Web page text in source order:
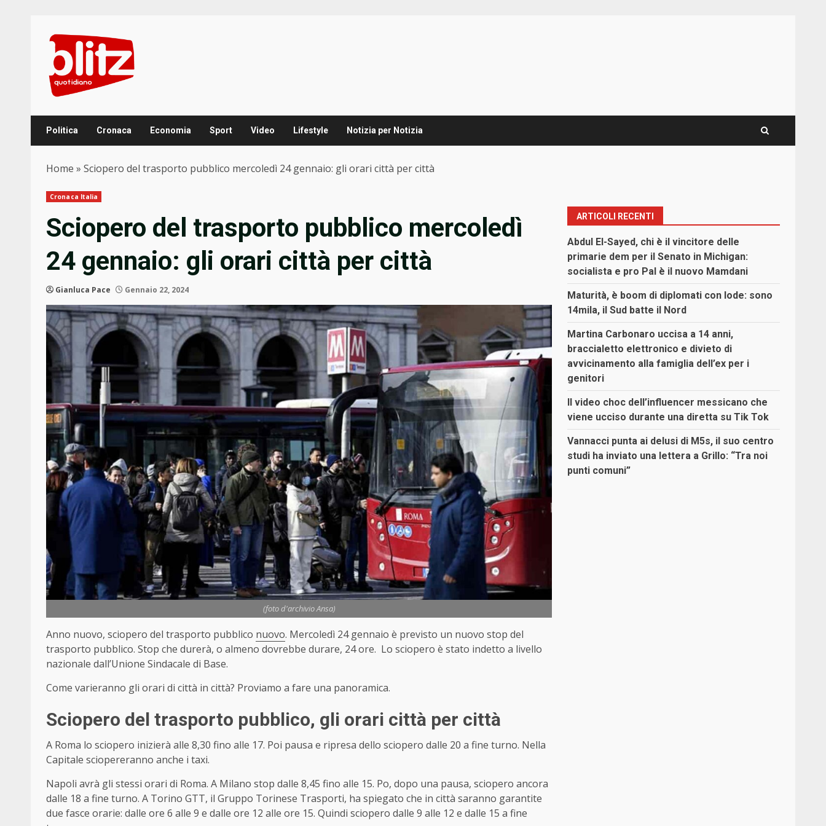
content
Politica Cronaca Economia Sport Video Lifestyle Notizia per Notizia
Home » Sciopero del trasporto pubblico mercoledì 24 gennaio: gli orari città per città
Cronaca Italia
Sciopero del trasporto pubblico mercoledì
24 gennaio: gli orari città per città
Gianluca Pace Gennaio 22, 2024
(foto d'archivio Ansa)
Anno nuovo, sciopero del trasporto pubblico nuovo. Mercoledì 24 gennaio è previsto un nuovo stop del
trasporto pubblico. Stop che durerà, o almeno dovrebbe durare, 24 ore. Lo sciopero è stato indetto a livello
nazionale dall’Unione Sindacale di Base.
Come varieranno gli orari di città in città? Proviamo a fare una panoramica.
Sciopero del trasporto pubblico, gli orari città per città
A Roma lo sciopero inizierà alle 8,30 fino alle 17. Poi pausa e ripresa dello sciopero dalle 20 a fine turno. Nella
Capitale sciopereranno anche i taxi.
Napoli avrà gli stessi orari di Roma. A Milano stop dalle 8,45 fino alle 15. Po, dopo una pausa, sciopero ancora
dalle 18 a fine turno. A Torino GTT, il Gruppo Torinese Trasporti, ha spiegato che in città saranno garantite
due fasce orarie: dalle ore 6 alle 9 e dalle ore 12 alle ore 15. Quindi sciopero dalle 9 alle 12 e dalle 15 a fine
ARTICOLI RECENTI
Abdul El-Sayed, chi è il vincitore delle
primarie dem per il Senato in Michigan:
socialista e pro Pal è il nuovo Mamdani
Maturità, è boom di diplomati con lode: sono
14mila, il Sud batte il Nord
Martina Carbonaro uccisa a 14 anni,
braccialetto elettronico e divieto di
avvicinamento alla famiglia dell’ex per i
genitori
Il video choc dell’influencer messicano che
viene ucciso durante una diretta su Tik Tok
Vannacci punta ai delusi di M5s, il suo centro
studi ha inviato una lettera a Grillo: “Tra noi
punti comuni”